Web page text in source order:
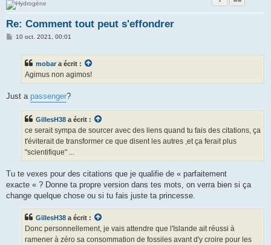
Re: Comment tout peut s'effondrer
M10 oct. 2021, 00:01
mobar a écrit :
Agimus non agimos!
Just a passenger?
GillesH38 a écrit :
ce serait sympa de sourcer avec des liens quand tu fais des citations, ça
t'éviterait de transformer ce que disent les autres ,et ça ferait plus
"scientifique" ...
Tu te vexes pour des citations que je qualifie de « parfaitement
exacte « ? Donne ta propre version dans tes mots, on verra bien si ça
change quelque chose ou si tu fais juste ta princesse.
GillesH38 a écrit :
Donc personnellement, je vais attendre que l'Islande ait réussi à
ramener à zéro sa consommation de fossiles avant d'y croire pour les